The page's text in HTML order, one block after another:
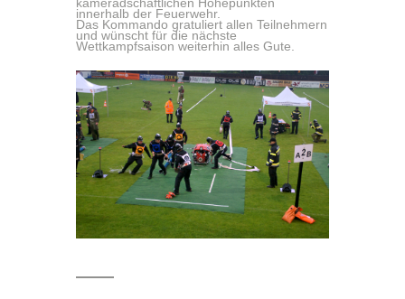
innerhalb der Feuerwehr.
Das Kommando gratuliert allen Teilnehmern
und wünscht für die nächste
Wettkampfsaison weiterhin alles Gute.